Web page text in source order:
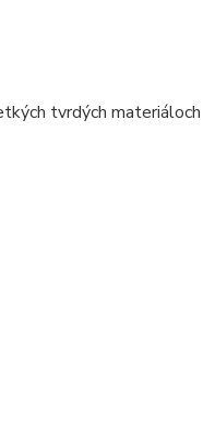
tvrdých materiáloch